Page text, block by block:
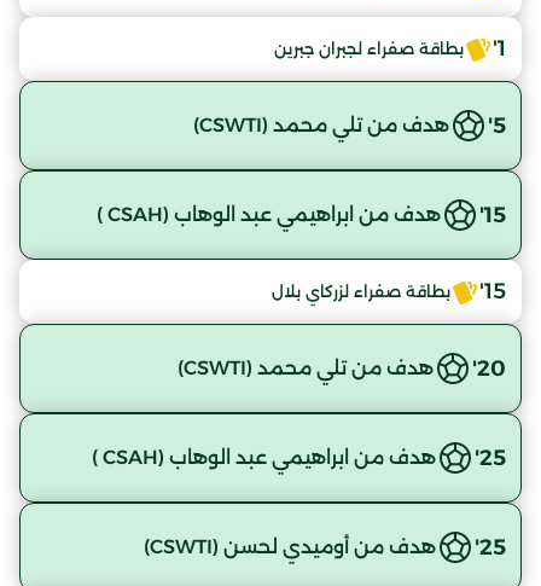
1' بطاقة صفراء لجبران جبرين
5' هدف من تلي محمد (CSWTI)
15' هدف من ابراهيمي عبد الوهاب (CSAH )
15' بطاقة صفراء لزركاي بلال
20' هدف من تلي محمد (CSWTI)
25' هدف من ابراهيمي عبد الوهاب (CSAH )
25' هدف من أوميدي لحسن (CSWTI)